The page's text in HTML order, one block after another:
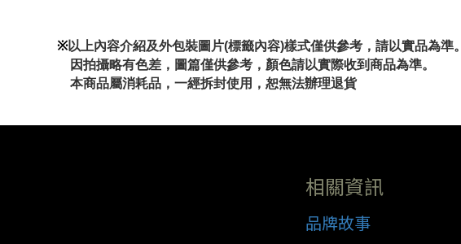
※以上內容介紹及外包裝圖片(標籤內容)樣式僅供參考，請以實品為準。
因拍攝略有色差，圖篇僅供參考，顏色請以實際收到商品為準。
本商品屬消耗品，一經拆封使用，恕無法辦理退貨
相關資訊
品牌故事